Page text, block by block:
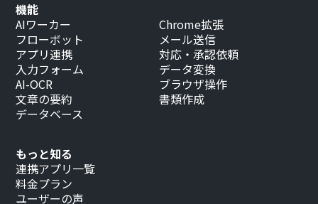
もっと知る
連携アプリ一覧
料金プラン
ユーザーの声
機能
AIワーカー
フローボット
アプリ連携
入力フォーム
AI-OCR
文章の要約
データベース
Chrome拡張
メール送信
対応・承認依頼
データ変換
ブラウザ操作
書類作成